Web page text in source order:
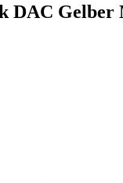
DAC Gelber